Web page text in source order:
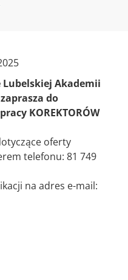
Akademii
do
KOREKTORÓW
oferty
telefonu: 81 749
na adres e-mail: